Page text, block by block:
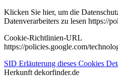
Klicken Sie hier, um die
Datenverarbeiters zu lesen https://
Cookie-Richtlinien-URL
https://policies.google.com/
SID Erläuterung dieses Cookies
Herkunft dekorfinder.de